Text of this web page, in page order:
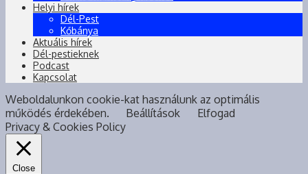
Helyi hírek
Dél-Pest
Kőbánya
Aktuális hírek
Dél-pestieknek
Podcast
Kapcsolat
Weboldalunkon cookie-kat használunk az optimális
működés érdekében.
Beállítások
Elfogad
Privacy & Cookies Policy
Close